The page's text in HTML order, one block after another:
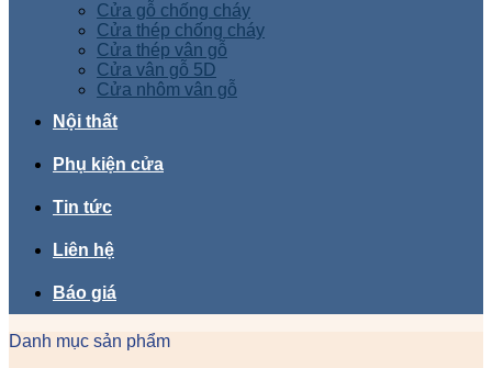
Cửa gỗ chống cháy
Cửa thép chống cháy
Cửa thép vân gỗ
Cửa vân gỗ 5D
Cửa nhôm vân gỗ
Nội thất
Phụ kiện cửa
Tin tức
Liên hệ
Báo giá
Danh mục sản phẩm